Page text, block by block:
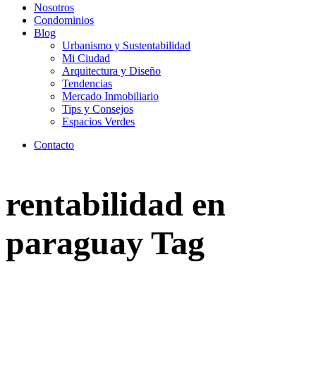
Nosotros
Condominios
Blog
Urbanismo y Sustentabilidad
Mi Ciudad
Arquitectura y Diseño
Tendencias
Mercado Inmobiliario
Tips y Consejos
Espacios Verdes
Contacto
rentabilidad en
paraguay Tag